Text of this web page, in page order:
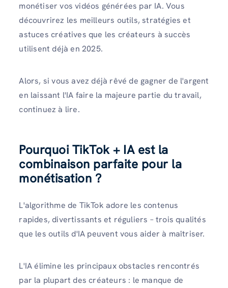
monétiser vos vidéos générées par IA. Vous
découvrirez les meilleurs outils, stratégies et
astuces créatives que les créateurs à succès
utilisent déjà en 2025.
Alors, si vous avez déjà rêvé de gagner de l'argent
en laissant l'IA faire la majeure partie du travail,
continuez à lire.
Pourquoi TikTok + IA est la
combinaison parfaite pour la
monétisation ?
L'algorithme de TikTok adore les contenus
rapides, divertissants et réguliers – trois qualités
que les outils d'IA peuvent vous aider à maîtriser.
L'IA élimine les principaux obstacles rencontrés
par la plupart des créateurs : le manque de